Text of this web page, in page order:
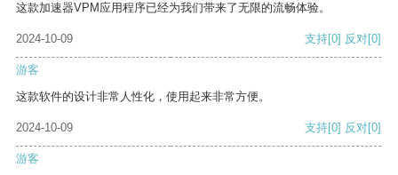
这款加速器VPM应用程序已经为我们带来了无限的流畅体验。
2024-10-09 支持[0] 反对[0]
游客
这款软件的设计非常人性化，使用起来非常方便。
2024-10-09 支持[0] 反对[0]
游客